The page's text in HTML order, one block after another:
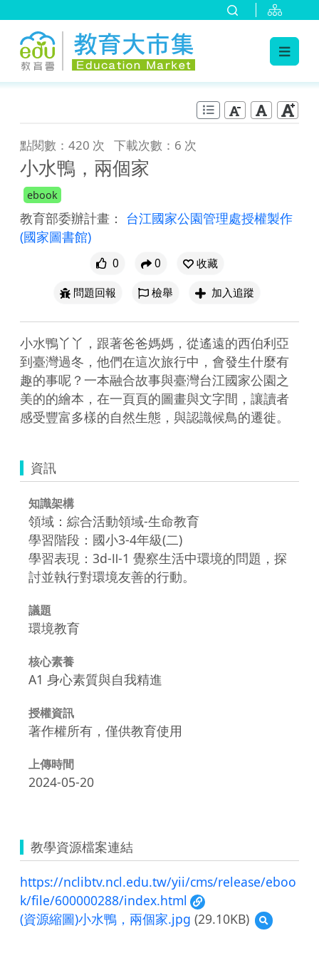
點閱數：420 次 下載次數：6 次
小水鴨，兩個家
ebook
教育部委辦計畫： 台江國家公園管理處授權製作
(國家圖書館)
0 0
收藏
問題回報
檢舉 加入追蹤
小水鴨丫丫，跟著爸爸媽媽，從遙遠的西伯利亞
到臺灣過冬，他們在這次旅行中，會發生什麼有
趣的事呢？一本融合故事與臺灣台江國家公園之
美的的繪本，在一頁頁的圖畫與文字間，讓讀者
感受豐富多樣的自然生態，與認識候鳥的遷徙。
資訊
知識架構
領域：綜合活動領域-生命教育
學習階段：國小3-4年級(二)
學習表現：3d-Ⅱ-1 覺察生活中環境的問題，探
討並執行對環境友善的行動。
議題
環境教育
核心素養
A1 身心素質與自我精進
授權資訊
著作權所有，僅供教育使用
上傳時間
2024-05-20
教學資源檔案連結
https://nclibtv.ncl.edu.tw/yii/cms/release/eboo
k/file/600000288/index.html
(資源縮圖)小水鴨，兩個家.jpg (29.10KB)
預
覽